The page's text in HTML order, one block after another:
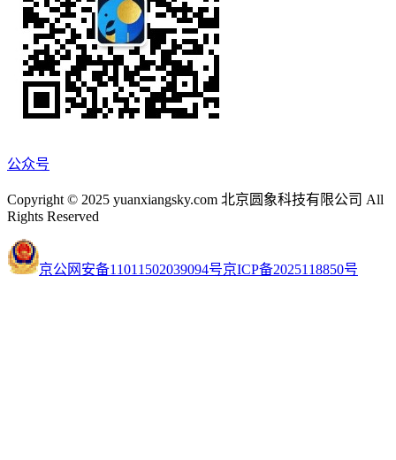
公众号
Copyright © 2025 yuanxiangsky.com 北京圆象科技有限公司 All
Rights Reserved
京公网安备11011502039094号京ICP备2025118850号